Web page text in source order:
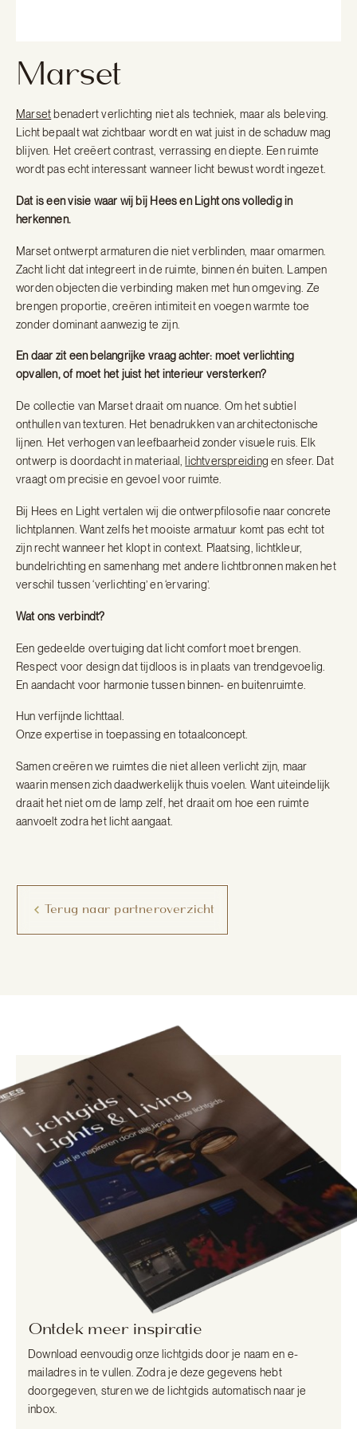
Marset
Marset benadert verlichting niet als techniek, maar als beleving.
Licht bepaalt wat zichtbaar wordt en wat juist in de schaduw mag
blijven. Het creëert contrast, verrassing en diepte. Een ruimte
wordt pas echt interessant wanneer licht bewust wordt ingezet.
Dat is een visie waar wij bij Hees en Light ons volledig in
herkennen.
Marset ontwerpt armaturen die niet verblinden, maar omarmen.
Zacht licht dat integreert in de ruimte, binnen én buiten. Lampen
worden objecten die verbinding maken met hun omgeving. Ze
brengen proportie, creëren intimiteit en voegen warmte toe
zonder dominant aanwezig te zijn.
En daar zit een belangrijke vraag achter: moet verlichting
opvallen, of moet het juist het interieur versterken?
De collectie van Marset draait om nuance. Om het subtiel
onthullen van texturen. Het benadrukken van architectonische
lijnen. Het verhogen van leefbaarheid zonder visuele ruis. Elk
ontwerp is doordacht in materiaal,
lichtverspreiding en sfeer. Dat
vraagt om precisie en gevoel voor ruimte.
Bij Hees en Light vertalen wij die ontwerpfilosofie naar concrete
lichtplannen. Want zelfs het mooiste armatuur komt pas echt tot
zijn recht wanneer het klopt in context. Plaatsing, lichtkleur,
bundelrichting en samenhang met andere lichtbronnen maken het
verschil tussen ‘verlichting’ en ‘ervaring’.
Wat ons verbindt?
Een gedeelde overtuiging dat licht comfort moet brengen.
Respect voor design dat tijdloos is in plaats van trendgevoelig.
En aandacht voor harmonie tussen binnen- en buitenruimte.
Hun verfijnde lichttaal.
Onze expertise in toepassing en totaalconcept.
Samen creëren we ruimtes die niet alleen verlicht zijn, maar
waarin mensen zich daadwerkelijk thuis voelen. Want uiteindelijk
draait het niet om de lamp zelf, het draait om hoe een ruimte
aanvoelt zodra het licht aangaat.
Terug naar partneroverzicht
Ontdek meer inspiratie
Download eenvoudig onze lichtgids door je naam en e-
mailadres in te vullen. Zodra je deze gegevens hebt
doorgegeven, sturen we de lichtgids automatisch naar je
inbox.